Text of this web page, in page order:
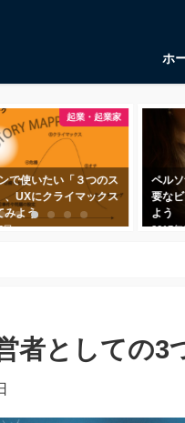
ホ
起業・起業家
で使いたい「３つのス
、UXにクライマックス
みよう
日
ペル
要な
よう
2017
者としての3